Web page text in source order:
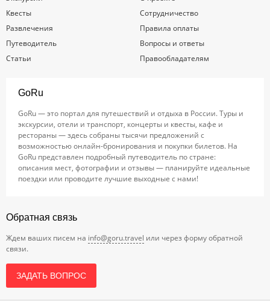
Квесты
Развлечения
Путеводитель
Статьи
Сотрудничество
Правила оплаты
Вопросы и ответы
Правообладателям
GoRu
GoRu — это портал для путешествий и отдыха в России. Туры и
экскурсии, отели и транспорт, концерты и квесты, кафе и
рестораны — здесь собраны тысячи предложений с
возможностью онлайн-бронирования и покупки билетов. На
GoRu представлен подробный путеводитель по стране:
описания мест, фотографии и отзывы — планируйте идеальные
поездки или проводите лучшие выходные с нами!
Обратная связь
Ждем ваших писем на info@goru.travel или через форму обратной
связи.
ЗАДАТЬ ВОПРОС